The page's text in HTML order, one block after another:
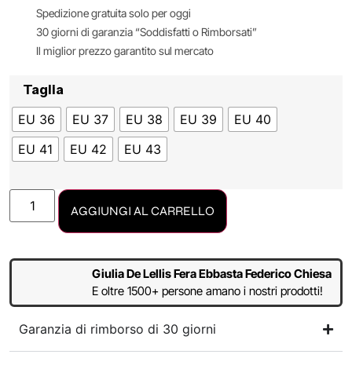
Spedizione gratuita solo per oggi
30 giorni di garanzia “Soddisfatti o Rimborsati”
Il miglior prezzo garantito sul mercato
Taglia
EU 36
EU 37 EU 38 EU 39
EU 40
EU 41
EU 42 EU 43
AGGIUNGI AL CARRELLO
Giulia De Lellis Fera Ebbasta Federico Chiesa
E oltre 1500+ persone amano i nostri prodotti!
Garanzia di rimborso di 30 giorni